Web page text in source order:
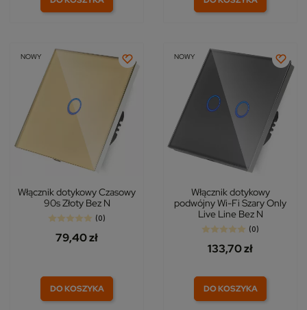
NOWY
Włącznik dotykowy Czasowy
90s Złoty Bez N
(0)
79,40 zł
DO KOSZYKA
NOWY
Włącznik dotykowy
podwójny Wi-Fi Szary Only
Live Line Bez N
(0)
133,70 zł
DO KOSZYKA